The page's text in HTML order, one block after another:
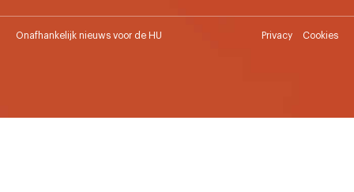
Onafhankelijk nieuws voor de HU Privacy Cookies